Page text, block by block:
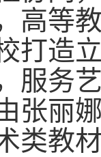
高等
打造
服务
张丽
类教